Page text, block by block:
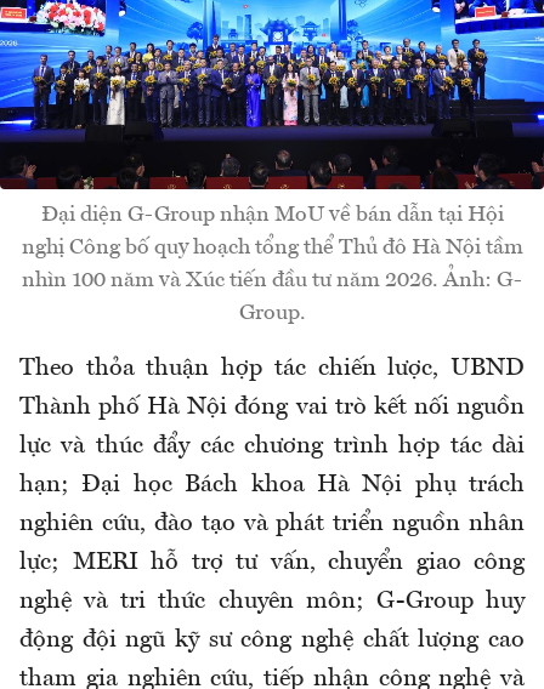
Đại diện G-Group nhận MoU về bán dẫn tại Hội
nghị Công bố quy hoạch tổng thể Thủ đô Hà Nội tầm
nhìn 100 năm và Xúc tiến đầu tư năm 2026. Ảnh: G-
Group.
Theo thỏa thuận hợp tác chiến lược, UBND
Thành phố Hà Nội đóng vai trò kết nối nguồn
lực và thúc đẩy các chương trình hợp tác dài
hạn; Đại học Bách khoa Hà Nội phụ trách
nghiên cứu, đào tạo và phát triển nguồn nhân
lực; MERI hỗ trợ tư vấn, chuyển giao công
nghệ và tri thức chuyên môn; G-Group huy
động đội ngũ kỹ sư công nghệ chất lượng cao
tham gia nghiên cứu, tiếp nhận công nghệ và